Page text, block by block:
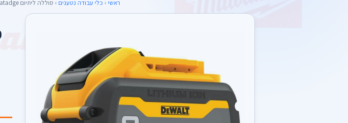
ראשי › כלי עבודה נטענים › סוללה ליתיום DeWalt - 9 A.h -Flex Advatadge - דיוולט